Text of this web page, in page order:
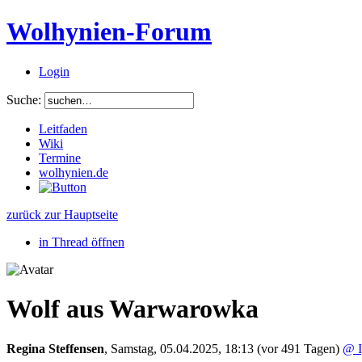
Wolhynien-Forum
Login
Suche:
Leitfaden
Wiki
Termine
wolhynien.de
zurück zur Hauptseite
in Thread öffnen
Wolf aus Warwarowka
Regina Steffensen, Samstag, 05.04.2025, 18:13 (vor 491 Tagen) @